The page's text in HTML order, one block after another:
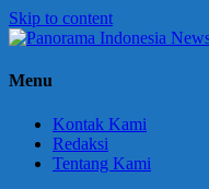
Skip to content
Panorama
Berani
Menu
Kontak Kami
Redaksi
Tentang Kami